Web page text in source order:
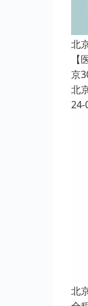
北
京
北
24-
北